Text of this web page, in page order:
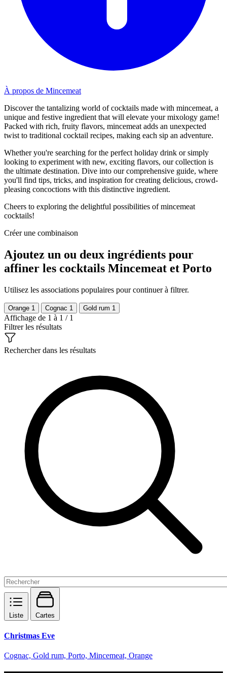
À propos de Mincemeat
Discover the tantalizing world of cocktails made with mincemeat, a
unique and festive ingredient that will elevate your mixology game!
Packed with rich, fruity flavors, mincemeat adds an unexpected
twist to traditional cocktail recipes, making each sip an adventure.
Whether you're searching for the perfect holiday drink or simply
looking to experiment with new, exciting flavors, our collection is
the ultimate destination. Dive into our comprehensive guide, where
you'll find tips, tricks, and inspiration for creating delicious, crowd-
pleasing concoctions with this distinctive ingredient.
Cheers to exploring the delightful possibilities of mincemeat
cocktails!
Créer une combinaison
Ajoutez un ou deux ingrédients pour
affiner les cocktails Mincemeat et Porto
Utilisez les associations populaires pour continuer à filtrer.
Orange 1 Cognac 1 Gold rum 1
Affichage de 1 à 1 / 1
Filtrer les résultats
Rechercher dans les résultats
Liste Cartes
Christmas Eve
Cognac, Gold rum, Porto, Mincemeat, Orange